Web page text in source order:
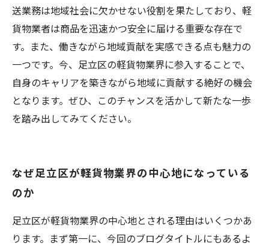
送業務は地域社会に欠かせない役割を果たしており、軽
貨物業者は商品を迅速かつ安全に届ける重要な存在で
す。また、働きながら地域貢献を実感できる点も魅力の
一つです。今、足立区の軽貨物業界に参入することで、
自身のキャリアを築きながら地域に貢献する絶好の機会
となります。ぜひ、このチャンスを活かして新たな一歩
を踏み出してみてください。
なぜ足立区が軽貨物業界の中心地になっている
のか
足立区が軽貨物業界の中心地とされる理由はいくつかあ
ります。まず第一に、今回のブログタイトルにもあるよ